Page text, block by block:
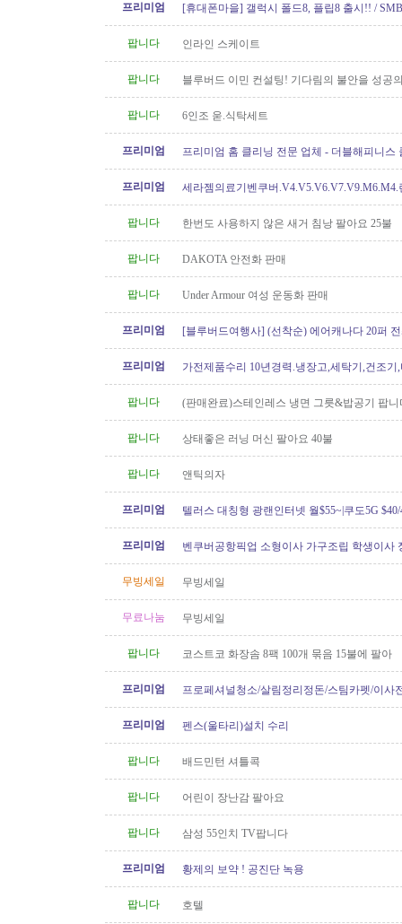
프리미엄
[휴대폰마을] 갤럭시 폴드8, 플립8 출시!! /
팝니다
인라인 스케이트
팝니다 블루버드 이민 컨설팅! 기다림의 불안을 성공
팝니다 6인조 욷.식탁세트
프리미엄 프리미엄 홈 클리닝 전문 업체 - 더블해피니스
프리미엄
세라젬의료기벤쿠버.V4.V5.V6.V7.V9.M6.M4.
팝니다
한번도 사용하지 않은 새거 침낭 팔아요 25불
팝니다 DAKOTA 안전화 판매
팝니다 Under Armour 여성 운동화 판매
프리미엄 [블루버드여행사] (선착순) 에어캐나다 20퍼
프리미엄
가전제품수리 10년경력.냉장고,세탁기,건조기
팝니다
(판매완료)스테인레스 냉면 그릇&밥공기 팝니
팝니다 상태좋은 러닝 머신 팔아요 40불
팝니다 앤틱의자
프리미엄
텔러스 대칭형 광랜인터넷 월$55~|쿠도5G $40/
프리미엄
벤쿠버공항픽업 소형이사 가구조립 학생이사
무빙세일
무빙세일
무료나눔 무빙세일
팝니다 코스트코 화장솜 8팩 100개 묶음 15불에 팔아
프리미엄
프로페셔널청소/살림정리정돈/스팀카펫/이사
프리미엄
펜스(울타리)설치 수리
팝니다 배드민턴 셔틀콕
팝니다 어린이 장난감 팔아요
팝니다 삼성 55인치 TV팝니다
프리미엄 황제의 보약 ! 공진단 녹용
팝니다 호텔